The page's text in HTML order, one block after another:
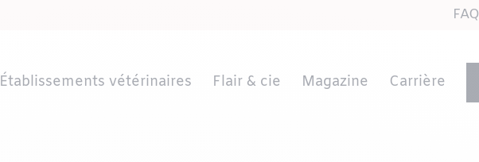
FAQ
Établissements vétérinaires Flair & cie Magazine Carrière